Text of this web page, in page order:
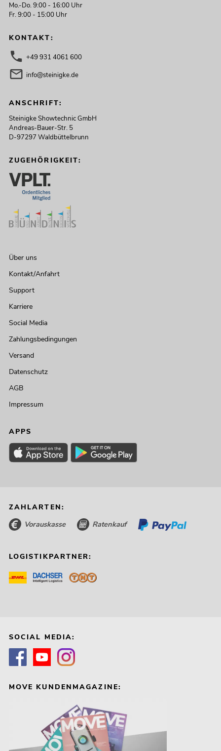
Mo.-Do. 9:00 - 16:00 Uhr
Fr. 9:00 - 15:00 Uhr
KONTAKT:
+49 931 4061 600
info@steinigke.de
ANSCHRIFT:
Steinigke Showtechnic GmbH
Andreas-Bauer-Str. 5
D-97297 Waldbüttelbrunn
ZUGEHÖRIGKEIT:
Über uns
Kontakt/Anfahrt
Support
Karriere
Social Media
Zahlungsbedingungen
Versand
Datenschutz
AGB
Impressum
APPS
ZAHLARTEN:
Vorauskasse Ratenkauf
LOGISTIKPARTNER:
SOCIAL MEDIA:
MOVE KUNDENMAGAZINE: